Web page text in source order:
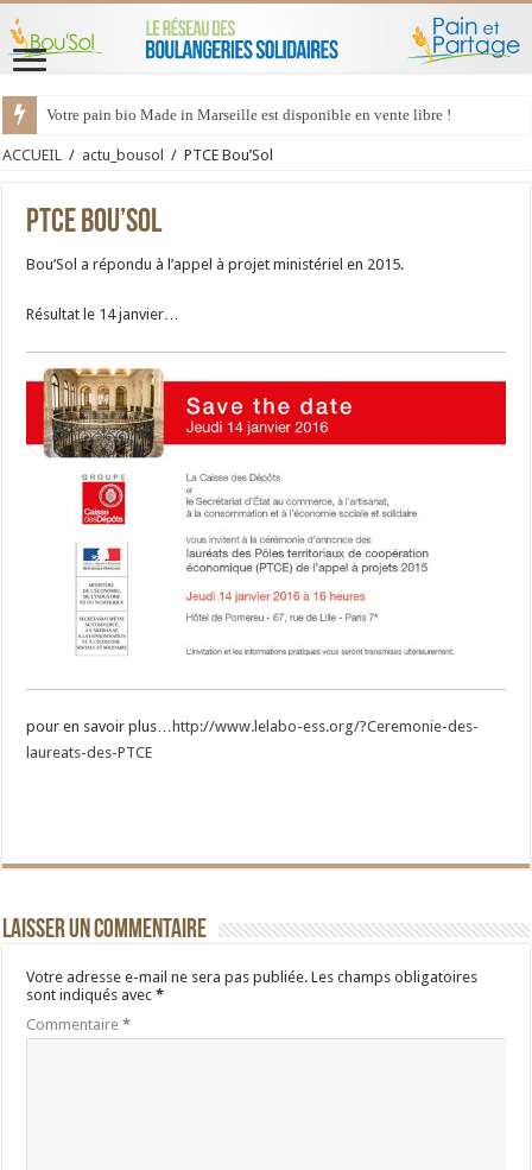
Votre pain bio Made in Marseille est disponible en vente libre !
ACCUEIL / actu_bousol / PTCE Bou’Sol
PTCE Bou’Sol
Bou’Sol a répondu à l’appel à projet ministériel en 2015.
Résultat le 14 janvier…
pour en savoir plus…http://www.lelabo-ess.org/?Ceremonie-des-
laureats-des-PTCE
Laisser un commentaire
Votre adresse e-mail ne sera pas publiée. Les champs obligatoires
sont indiqués avec*
Commentaire*